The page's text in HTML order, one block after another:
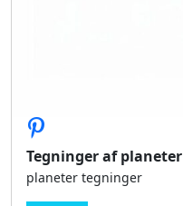
Tegninger af planeter
planeter tegninger